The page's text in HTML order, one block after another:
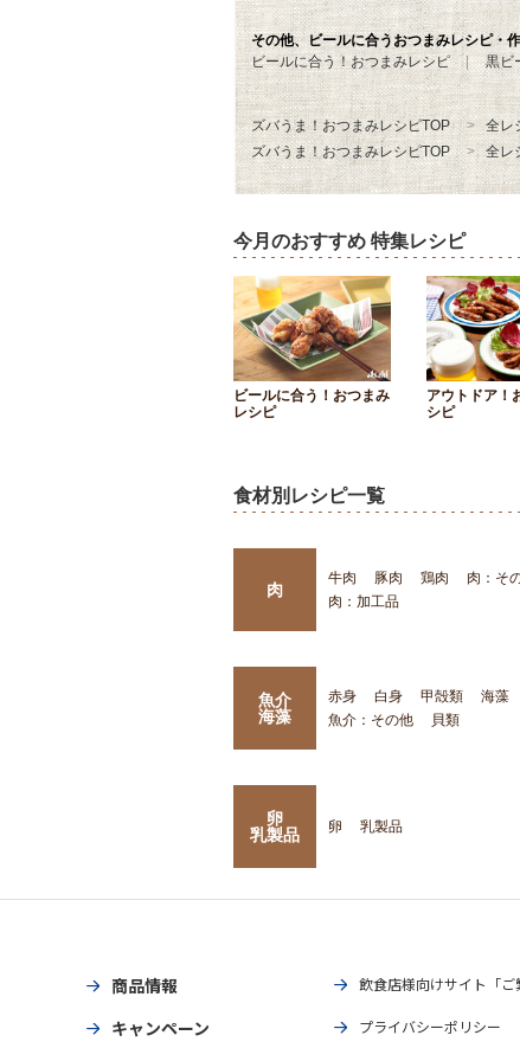
その他、ビールに合うおつまみレシピ・
ビールに合う！おつまみレシピ
黒ビ
ズバうま！おつまみレシピTOP 全レ
ズバうま！おつまみレシピTOP
全レ
今月のおすすめ 特集レシピ
ビールに合う！おつまみ
レシピ
アウトドア！
シピ
食材別レシピ一覧
肉
牛肉 豚肉 鶏肉
肉：そ
肉：加工品
魚介
海藻
赤身 白身 甲殻類
海藻
魚介：その他
貝類
卵
乳製品
卵 乳製品
商品情報
キャンペーン
飲食店様向けサイト「ご
プライバシーポリシー